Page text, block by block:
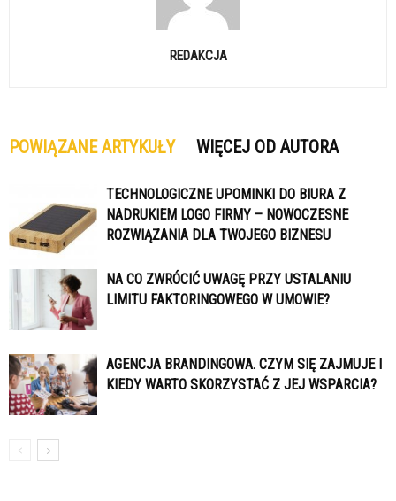
REDAKCJA
POWIĄZANE ARTYKUŁY WIĘCEJ OD AUTORA
TECHNOLOGICZNE UPOMINKI DO BIURA Z
NADRUKIEM LOGO FIRMY – NOWOCZESNE
ROZWIĄZANIA DLA TWOJEGO BIZNESU
NA CO ZWRÓCIĆ UWAGĘ PRZY USTALANIU
LIMITU FAKTORINGOWEGO W UMOWIE?
AGENCJA BRANDINGOWA. CZYM SIĘ ZAJMUJE I
KIEDY WARTO SKORZYSTAĆ Z JEJ WSPARCIA?